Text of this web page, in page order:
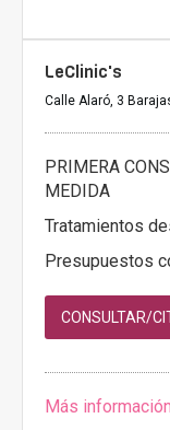
LeClinic's
Calle Alaró, 3
PRIMERA
MEDIDA
Tratamientos
Presupuestos
CONSULTAR/
Más información